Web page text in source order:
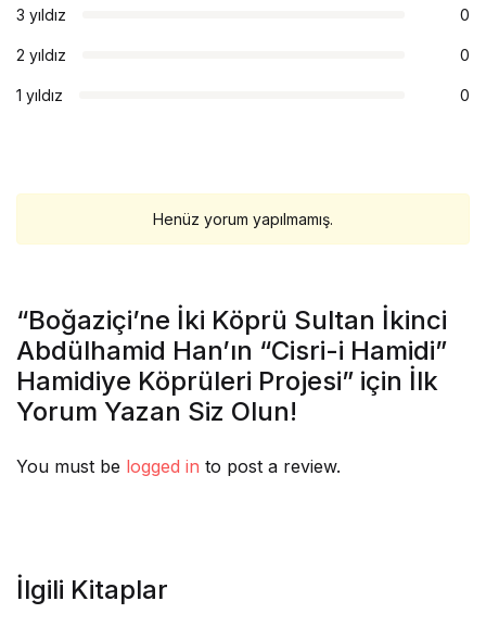
3 yıldız 0
2 yıldız 0
1 yıldız 0
Henüz yorum yapılmamış.
“Boğaziçi’ne İki Köprü Sultan İkinci
Abdülhamid Han’ın “Cisri-i Hamidi”
Hamidiye Köprüleri Projesi” için İlk
Yorum Yazan Siz Olun!
You must be logged in to post a review.
İlgili Kitaplar